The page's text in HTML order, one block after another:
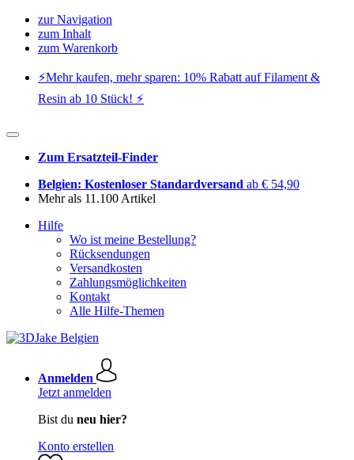
zur Navigation
zum Inhalt
zum Warenkorb
⚡️Mehr kaufen, mehr sparen: 10% Rabatt auf Filament &
Resin ab 10 Stück! ⚡️
Zum Ersatzteil-Finder
Belgien: Kostenloser Standardversand ab € 54,90
Mehr als 11.100 Artikel
Hilfe
Wo ist meine Bestellung?
Rücksendungen
Versandkosten
Zahlungsmöglichkeiten
Kontakt
Alle Hilfe-Themen
Anmelden
Jetzt anmelden
Bist du neu hier?
Konto erstellen